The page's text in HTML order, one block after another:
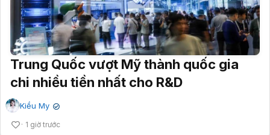
Trung Quốc vượt Mỹ thành quốc gia
chi nhiều tiền nhất cho R&D
Kiều My ✔
1 giờ trước